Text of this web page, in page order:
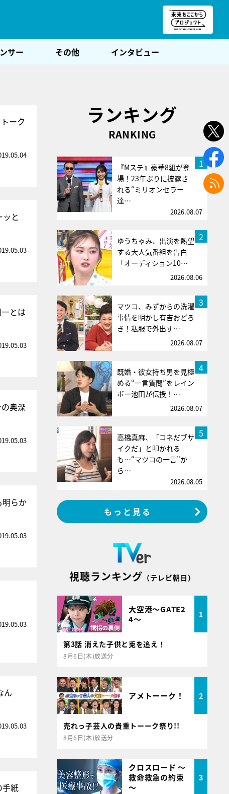
サー その他 インタビュー
ーク
と
とは
奥深
明らか
ん
手紙
ランキング
RANKING
1
『Mステ』豪華8組が登
場！23年ぶりに披露さ
れる“ミリオンセラー
達…
2026.08.07
2
ゆうちゃみ、出演を熱望
する大人気番組を告白
「オーディション10…
2026.08.06
3
マツコ、みずからの洗濯
事情を明かし有吉おどろ
き！私服で外出す…
2026.08.07
4
既婚・彼女持ち男を見極
める“一言質問”をレイン
ボー池田が伝授！…
2026.08.07
5
高橋真麻、「コネだブサ
イクだ」と叩かれる
も…“マツコの一言”か
ら…
2026.08.05
もっと見る
視聴ランキング （テレビ朝日）
大空港～GATE2
4～
1
第3話 消えた子供と兎を追え！
8月6日(木)放送分
アメトーーク！ 2
売れっ子芸人の貴重トーーク祭り!!
8月6日(木)放送分
クロスロード ～
救命救急の約束
～
3